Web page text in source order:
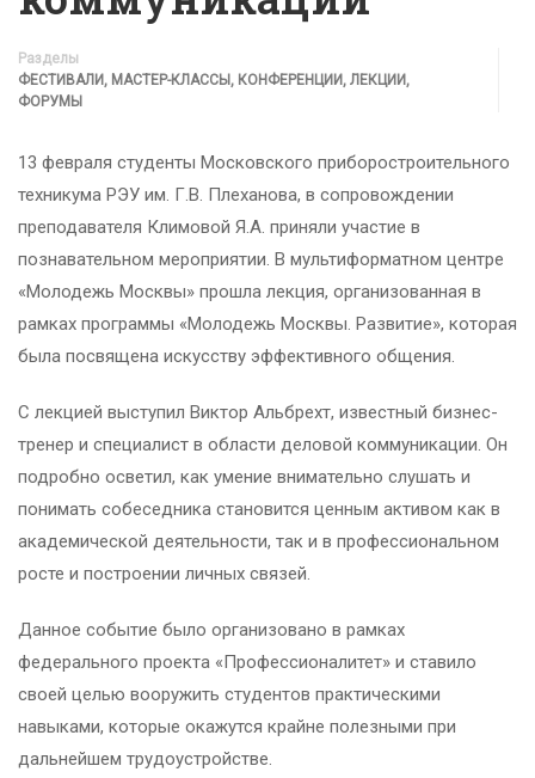
Разделы
ФЕСТИВАЛИ, МАСТЕР-КЛАССЫ, КОНФЕРЕНЦИИ, ЛЕКЦИИ,
ФОРУМЫ
13 февраля студенты Московского приборостроительного
техникума РЭУ им. Г.В. Плеханова, в сопровождении
преподавателя Климовой Я.А. приняли участие в
познавательном мероприятии. В мультиформатном центре
«Молодежь Москвы» прошла лекция, организованная в
рамках программы «Молодежь Москвы. Развитие», которая
была посвящена искусству эффективного общения.
С лекцией выступил Виктор Альбрехт, известный бизнес-
тренер и специалист в области деловой коммуникации. Он
подробно осветил, как умение внимательно слушать и
понимать собеседника становится ценным активом как в
академической деятельности, так и в профессиональном
росте и построении личных связей.
Данное событие было организовано в рамках
федерального проекта «Профессионалитет» и ставило
своей целью вооружить студентов практическими
навыками, которые окажутся крайне полезными при
дальнейшем трудоустройстве.